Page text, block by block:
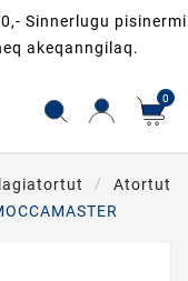
Sinnerlugu pisinermi
akeqanngilaq.
0
Atortut